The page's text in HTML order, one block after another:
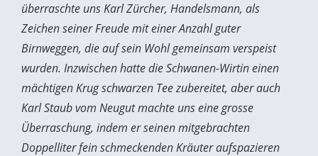
überraschte uns Karl Zürcher, Handelsmann, als
Zeichen seiner Freude mit einer Anzahl guter
Birnweggen, die auf sein Wohl gemeinsam verspeist
wurden. Inzwischen hatte die Schwanen-Wirtin einen
mächtigen Krug schwarzen Tee zubereitet, aber auch
Karl Staub vom Neugut machte uns eine grosse
Überraschung, indem er seinen mitgebrachten
Doppelliter fein schmeckenden Kräuter aufspazieren